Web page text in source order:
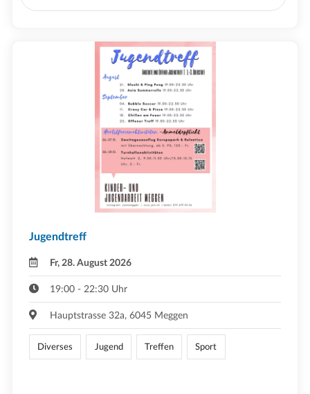
Jugendtreff
Fr, 28. August 2026
19:00 - 22:30 Uhr
Hauptstrasse 32a, 6045 Meggen
Diverses Jugend Treffen Sport